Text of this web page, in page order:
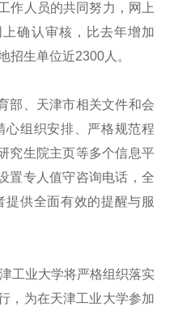
作人员的共同努力，网上
确认审核，比去年增加
招生单位近2300人。
、天津市相关文件和会
组织安排、严格规范程
究生院主页等多个信息平
置专人值守咨询电话，全
供全面有效的提醒与服
工业大学将严格组织落实
，为在天津工业大学参加